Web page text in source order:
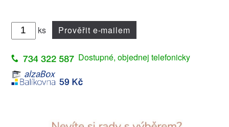
ks Prověřit e-mailem
Dostupné, objednej telefonicky